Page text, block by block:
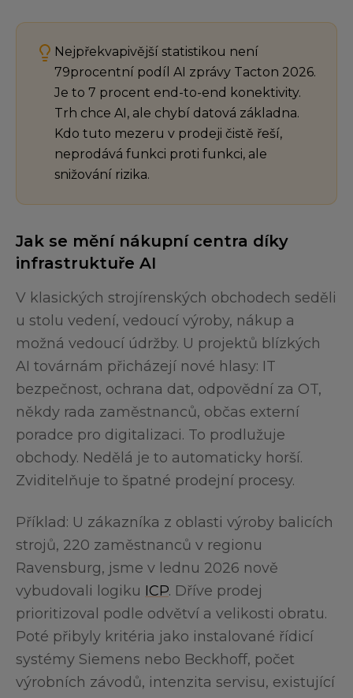
Nejpřekvapivější statistikou není
79procentní podíl AI zprávy Tacton 2026.
Je to 7 procent end-to-end konektivity.
Trh chce AI, ale chybí datová základna.
Kdo tuto mezeru v prodeji čistě řeší,
neprodává funkci proti funkci, ale
snižování rizika.
Jak se mění nákupní centra díky
infrastruktuře AI
V klasických strojírenských obchodech seděli
u stolu vedení, vedoucí výroby, nákup a
možná vedoucí údržby. U projektů blízkých
AI továrnám přicházejí nové hlasy: IT
bezpečnost, ochrana dat, odpovědní za OT,
někdy rada zaměstnanců, občas externí
poradce pro digitalizaci. To prodlužuje
obchody. Nedělá je to automaticky horší.
Zviditelňuje to špatné prodejní procesy.
Příklad: U zákazníka z oblasti výroby balicích
strojů, 220 zaměstnanců v regionu
Ravensburg, jsme v lednu 2026 nově
vybudovali logiku ICP. Dříve prodej
prioritizoval podle odvětví a velikosti obratu.
Poté přibyly kritéria jako instalované řídicí
systémy Siemens nebo Beckhoff, počet
výrobních závodů, intenzita servisu, existující